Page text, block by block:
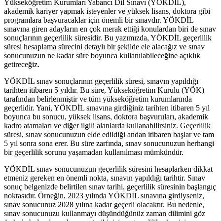
Yükseköğretim Kurumları Yabancı Dil Sınavı (YÖKDİL),
akademik kariyer yapmak isteyenler ve yüksek lisans, doktora gibi
programlara başvuracaklar için önemli bir sınavdır. YÖKDİL
sınavına giren adayların en çok merak ettiği konulardan biri de sınav
sonuçlarının geçerlilik süresidir. Bu yazımızda, YÖKDİL geçerlilik
süresi hesaplama sürecini detaylı bir şekilde ele alacağız ve sınav
sonucunuzun ne kadar süre boyunca kullanılabileceğine açıklık
getireceğiz.
YÖKDİL sınav sonuçlarının geçerlilik süresi, sınavın yapıldığı
tarihten itibaren 5 yıldır. Bu süre, Yükseköğretim Kurulu (YÖK)
tarafından belirlenmiştir ve tüm yükseköğretim kurumlarında
geçerlidir. Yani, YÖKDİL sınavına girdiğiniz tarihten itibaren 5 yıl
boyunca bu sonucu, yüksek lisans, doktora başvuruları, akademik
kadro atamaları ve diğer ilgili alanlarda kullanabilirsiniz. Geçerlilik
süresi, sınav sonucunuzun elde edildiği andan itibaren başlar ve tam
5 yıl sonra sona erer. Bu süre zarfında, sınav sonucunuzun herhangi
bir geçerlilik sorunu yaşamadan kullanılması mümkündür.
YÖKDİL sınav sonucunuzun geçerlilik süresini hesaplarken dikkat
etmeniz gereken en önemli nokta, sınavın yapıldığı tarihtir. Sınav
sonuç belgenizde belirtilen sınav tarihi, geçerlilik süresinin başlangıç
noktasıdır. Örneğin, 2023 yılında YÖKDİL sınavına girdiyseniz,
sınav sonucunuz 2028 yılına kadar geçerli olacaktır. Bu nedenle,
sınav sonucunuzu kullanmayı düşündüğünüz zaman dilimini göz